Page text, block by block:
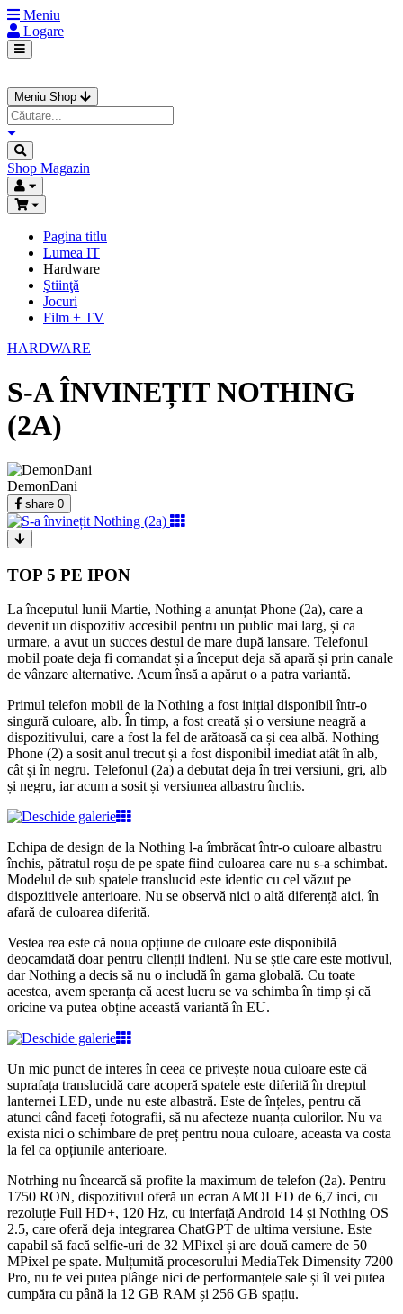
Meniu
Logare
Meniu Shop
Shop Magazin
Pagina titlu
Lumea IT
Hardware
Ştiinţă
Jocuri
Film + TV
HARDWARE
S-A ÎNVINEȚIT NOTHING
(2A)
DemonDani
share 0
TOP 5 PE IPON
La începutul lunii Martie, Nothing a anunțat Phone (2a), care a
devenit un dispozitiv accesibil pentru un public mai larg, și ca
urmare, a avut un succes destul de mare după lansare. Telefonul
mobil poate deja fi comandat și a început deja să apară și prin canale
de vânzare alternative. Acum însă a apărut o a patra variantă.
Primul telefon mobil de la Nothing a fost inițial disponibil într-o
singură culoare, alb. În timp, a fost creată și o versiune neagră a
dispozitivului, care a fost la fel de arătoasă ca și cea albă. Nothing
Phone (2) a sosit anul trecut și a fost disponibil imediat atât în alb,
cât și în negru. Telefonul (2a) a debutat deja în trei versiuni, gri, alb
și negru, iar acum a sosit și versiunea albastru închis.
Echipa de design de la Nothing l-a îmbrăcat într-o culoare albastru
închis, pătratul roșu de pe spate fiind culoarea care nu s-a schimbat.
Modelul de sub spatele translucid este identic cu cel văzut pe
dispozitivele anterioare. Nu se observă nici o altă diferență aici, în
afară de culoarea diferită.
Vestea rea este că noua opțiune de culoare este disponibilă
deocamdată doar pentru clienții indieni. Nu se știe care este motivul,
dar Nothing a decis să nu o includă în gama globală. Cu toate
acestea, avem speranța că acest lucru se va schimba în timp și că
oricine va putea obține această variantă în EU.
Un mic punct de interes în ceea ce privește noua culoare este că
suprafața translucidă care acoperă spatele este diferită în dreptul
lanternei LED, unde nu este albastră. Este de înțeles, pentru că
atunci când faceți fotografii, să nu afecteze nuanța culorilor. Nu va
exista nici o schimbare de preț pentru noua culoare, aceasta va costa
la fel ca opțiunile anterioare.
Notrhing nu încearcă să profite la maximum de telefon (2a). Pentru
1750 RON, dispozitivul oferă un ecran AMOLED de 6,7 inci, cu
rezoluție Full HD+, 120 Hz, cu interfață Android 14 și Nothing OS
2.5, care oferă deja integrarea ChatGPT de ultima versiune. Este
capabil să facă selfie-uri de 32 MPixel și are două camere de 50
MPixel pe spate. Mulțumită procesorului MediaTek Dimensity 7200
Pro, nu te vei putea plânge nici de performanțele sale și îl vei putea
cumpăra cu până la 12 GB RAM și 256 GB spațiu.